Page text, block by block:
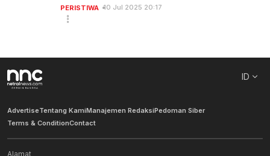
PERISTIWA 10 Jul 2025 20:17
ID
AdvertiseTentang KamiManajemen RedaksiPedoman Siber
Terms & ConditionContact
Alamat